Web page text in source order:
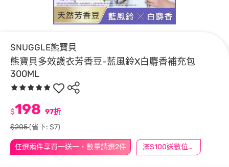
SNUGGLE熊寶貝
熊寶貝多效護衣芳香豆-藍風鈴X白麝香補充包
300ML
任選兩件享買一送一，數量請選2件 滿$100送數位印花
$198 97折
$205(省下: $7)